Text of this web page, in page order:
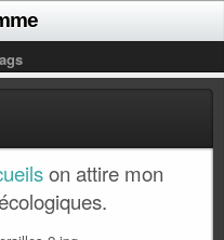
on attire mon